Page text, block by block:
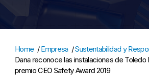
Home /Empresa /Sustentabilidad y
Dana reconoce las instalaciones de Toledo
premio CEO Safety Award 2019